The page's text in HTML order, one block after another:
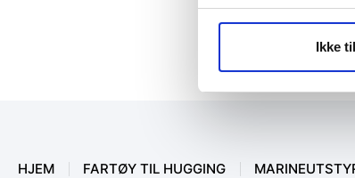
Ikke
HJEM FARTØY TIL HUGGING